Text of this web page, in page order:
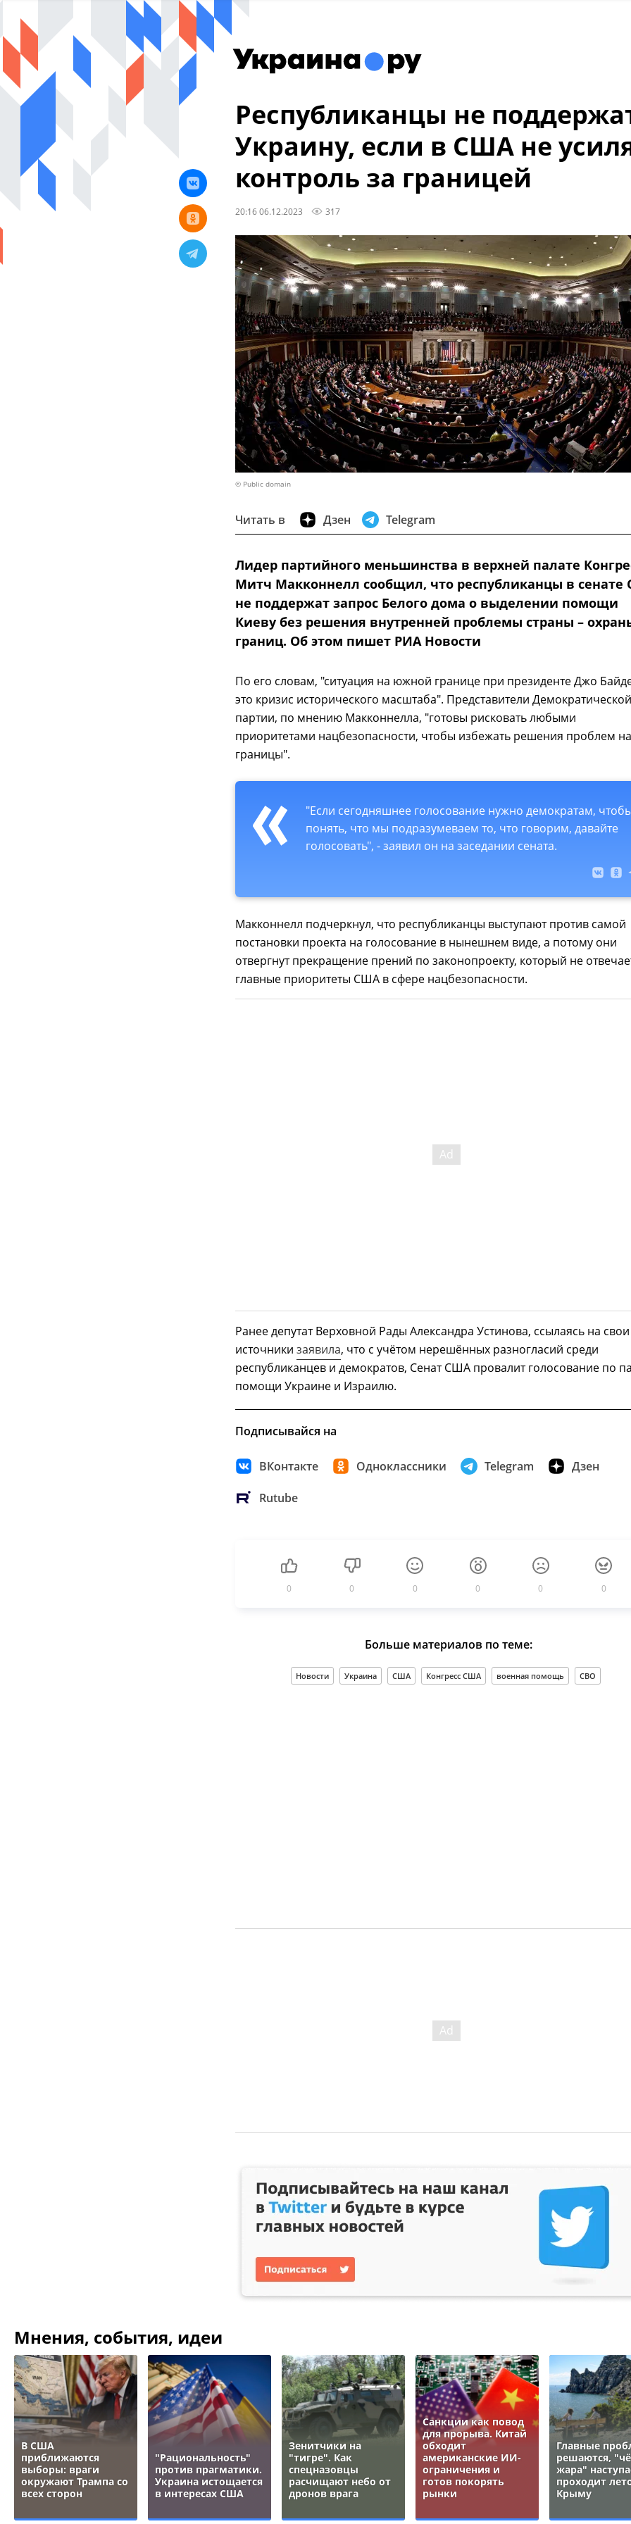
Республиканцы не
Украину, если в США не
контроль за границей
20:16 06.12.2023 317
© Public domain
Читать в Дзен Telegram
Лидер партийного меньшинства в верхней палате
Митч Макконнелл сообщил, что республиканцы в
не поддержат запрос Белого дома о выделении помощи
Киеву без решения внутренней проблемы страны –
границ. Об этом пишет РИА Новости
По его словам, "ситуация на южной границе при президенте Джо
это кризис исторического масштаба". Представители Демократической
партии, по мнению Макконнелла, "готовы рисковать любыми
приоритетами нацбезопасности, чтобы избежать решения проблем
границы".
"Если сегодняшнее голосование нужно демократам,
понять, что мы подразумеваем то, что говорим, давайте
голосовать", - заявил он на заседании сената.
Макконнелл подчеркнул, что республиканцы выступают против самой
постановки проекта на голосование в нынешнем виде, а потому они
отвергнут прекращение прений по законопроекту, который не
главные приоритеты США в сфере нацбезопасности.
Ранее депутат Верховной Рады Александра Устинова, ссылаясь на свои
источники заявила, что с учётом нерешённых разногласий среди
республиканцев и демократов, Сенат США провалит голосование по
помощи Украине и Израилю.
Подписывайся на
ВКонтакте Одноклассники Telegram Дзен
Rutube
0 0 0 0 0 0
Больше материалов по теме:
Новости Украина США Конгресс США военная помощь СВО
Мнения, события, идеи
В США
приближаются
выборы: враги
окружают Трампа со
всех сторон
"Рациональность"
против прагматики.
Украина истощается
в интересах США
Зенитчики на
"тигре". Как
спецназовцы
расчищают небо от
дронов врага
Санкции как повод
для прорыва. Китай
обходит
американские ИИ-
ограничения и
готов покорять
рынки
Главные
решаются,
жара"
проходит
Крыму